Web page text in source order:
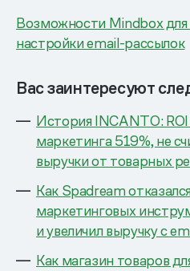
Возможности Mindbox для
настройки email-рассылок
Вас заинтересуют
История INCANTO:
маркетинга 519%, не
выручки от товарных
Как Spadream
маркетинговых
и увеличил выручку с
Как магазин товаров